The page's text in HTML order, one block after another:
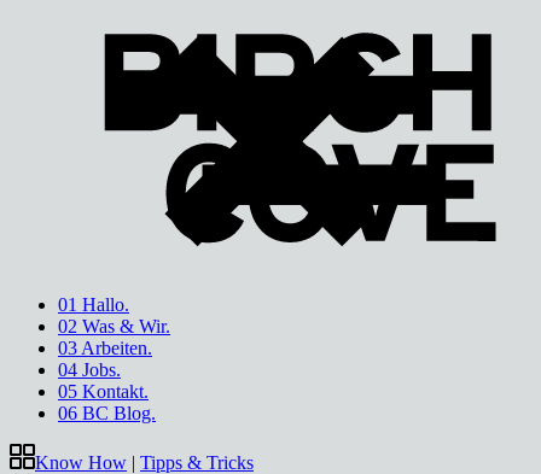
01 Hallo.
02 Was & Wir.
03 Arbeiten.
04 Jobs.
05 Kontakt.
06 BC Blog.
Know How | Tipps & Tricks